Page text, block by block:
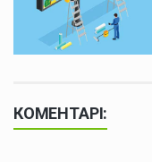
КОМЕНТАРІ: